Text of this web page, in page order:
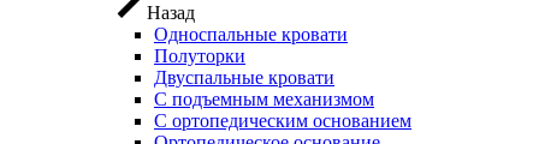
Назад
Односпальные кровати
Полуторки
Двуспальные кровати
С подъемным механизмом
С ортопедическим основанием